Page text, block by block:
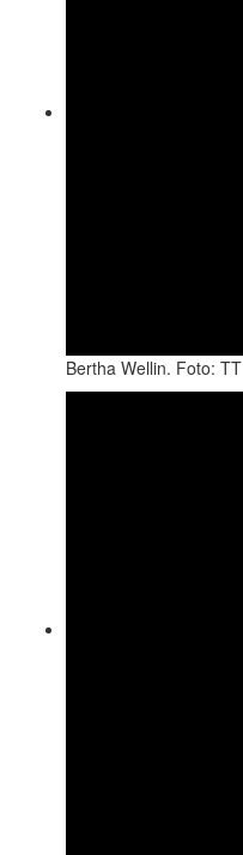
Bertha Wellin. Foto: TT